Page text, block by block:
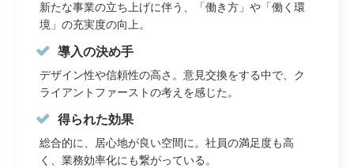
新たな事業の立ち上げに伴う、「働き方」や「働く環
境」の充実度の向上。
導入の決め手
デザイン性や信頼性の高さ。意見交換をする中で、ク
ライアントファーストの考えを感じた。
得られた効果
総合的に、居心地が良い空間に。社員の満足度も高
く、業務効率化にも繋がっている。